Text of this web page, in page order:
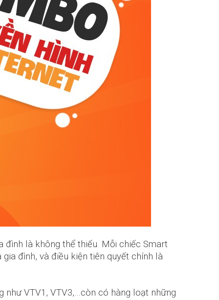
đình là không thể thiếu. Mỗi chiếc Smart
đình, và điều kiện tiên quyết chính là
như VTV1, VTV3,…còn có hàng loạt những